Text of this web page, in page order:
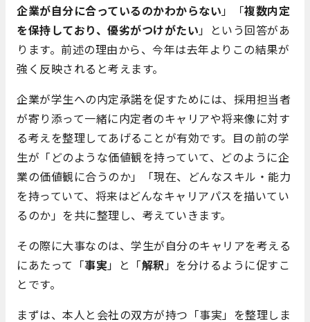
企業が自分に合っているのかわからない」「複数内定
を保持しており、優劣がつけがたい」という回答があ
ります。前述の理由から、今年は去年よりこの結果が
強く反映されると考えます。
企業が学生への内定承諾を促すためには、採用担当者
が寄り添って一緒に内定者のキャリアや将来像に対す
る考えを整理してあげることが有効です。目の前の学
生が「どのような価値観を持っていて、どのように企
業の価値観に合うのか」「現在、どんなスキル・能力
を持っていて、将来はどんなキャリアパスを描いてい
るのか」を共に整理し、考えていきます。
その際に大事なのは、学生が自分のキャリアを考える
にあたって「事実」と「解釈」を分けるように促すこ
とです。
まずは、本人と会社の双方が持つ「事実」を整理しま